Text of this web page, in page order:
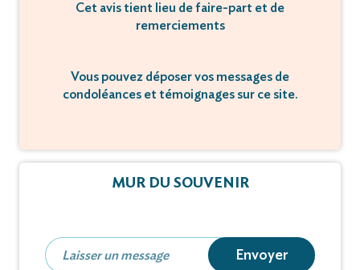
Cet avis tient lieu de faire-part et de
remerciements
Vous pouvez déposer vos messages de
condoléances et témoignages sur ce site.
MUR DU SOUVENIR
Envoyer